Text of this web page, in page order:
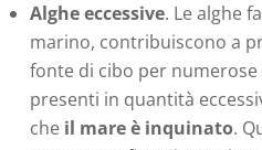
Alghe eccessive. Le alghe
marino, contribuiscono a
fonte di cibo per
presenti in quantità
che il mare è inquinato.